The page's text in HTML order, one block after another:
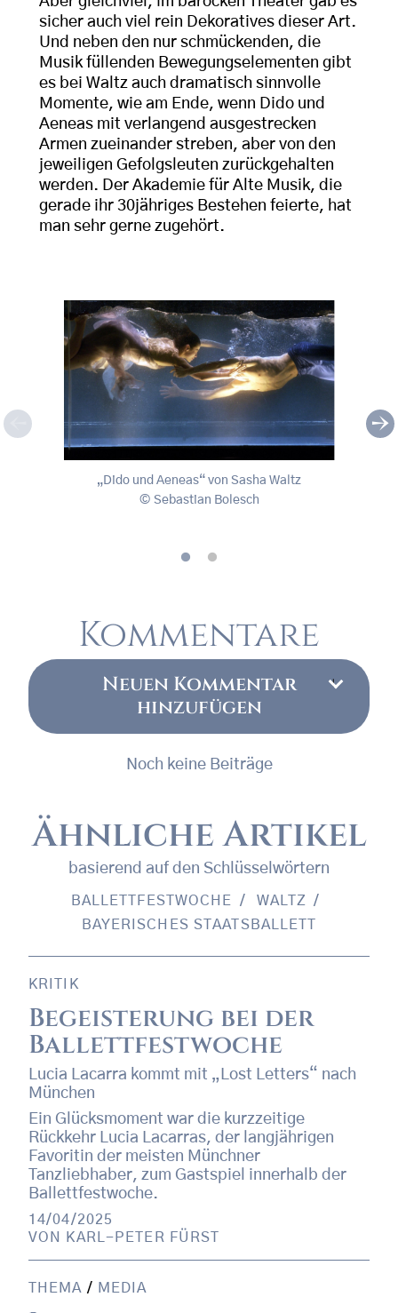
sicher auch viel rein Dekoratives dieser Art.
Und neben den nur schmückenden, die
Musik füllenden Bewegungselementen gibt
es bei Waltz auch dramatisch sinnvolle
Momente, wie am Ende, wenn Dido und
Aeneas mit verlangend ausgestrecken
Armen zueinander streben, aber von den
jeweiligen Gefolgsleuten zurückgehalten
werden. Der Akademie für Alte Musik, die
gerade ihr 30jähriges Bestehen feierte, hat
man sehr gerne zugehört.
, © Sebastian Bolesch
„Dido und Aeneas“ von Sasha Waltz
Sebastian Bolesch
Kommentare
Neuen Kommentar
hinzufügen
Noch keine Beiträge
Ähnliche Artikel
basierend auf den Schlüsselwörtern
BALLETTFESTWOCHE
WALTZ
BAYERISCHES STAATSBALLETT
KRITIK
Begeisterung bei der
Ballettfestwoche
Lucia Lacarra kommt mit „Lost Letters“ nach
München
Ein Glücksmoment war die kurzzeitige
Rückkehr Lucia Lacarras, der langjährigen
Favoritin der meisten Münchner
Tanzliebhaber, zum Gastspiel innerhalb der
Ballettfestwoche.
14/04/2025
VON
KARL-PETER FÜRST
THEMA / MEDIA